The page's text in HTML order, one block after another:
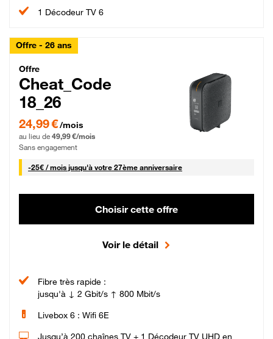
1 Décodeur TV 6
Offre - 26 ans
Cheat_Code Fibre_18_26
Offre
Cheat_Code
18_26
24,99 € par mois pendant 0 mois puis 49,99 € par mois, Sans engagement
24,99 €/mois
au lieu de 49,99 €/mois
Sans engagement
-25€ / mois25 € par mois
jusqu'à votre 27ème anniversaire
Choisir cette offre
Voir le détail
Fibre très rapide :
jusqu'à ↓ 2 Gbit/s ↑ 800 Mbit/s
Livebox 6 : Wifi 6E
Jusqu’à 200 chaînes TV + 1 Décodeur TV UHD en